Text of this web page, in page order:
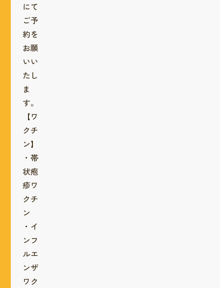
にて
ご予
約を
お願
いい
たし
ま
す。
【ワ
クチ
ン】
・帯
状疱
疹ワ
クチ
ン
・イ
ンフ
ルエ
ンザ
ワク